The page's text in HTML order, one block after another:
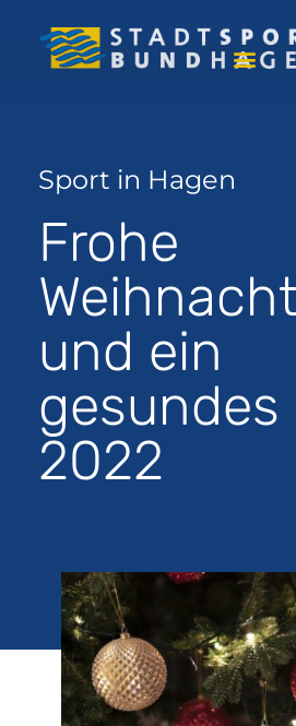
Sport in Hagen
Frohe
und ein
2022